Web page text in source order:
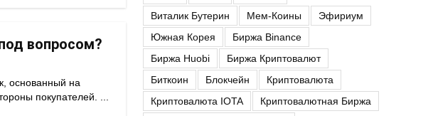
вопросом?
основанный на
покупателей. ...
Виталик Бутерин
Мем-Коины
Эфириум
Южная Корея
Биржа Binance
Биржа Huobi
Биржа Криптовалют
Биткоин
Блокчейн
Криптовалюта
Криптовалюта IOTA
Криптовалютная Биржа